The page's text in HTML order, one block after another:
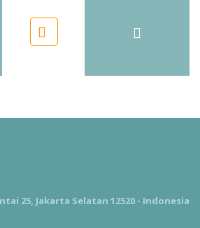
25, Jakarta Selatan 12520 - Indonesia